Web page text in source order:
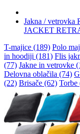
Jakna /
JACKET
T-majice (189) Polo
in hoodiji (181) Flis
(77) Jakne in vetrovke
Delovna oblačila (74)
(22) Brisače (62) Torbe